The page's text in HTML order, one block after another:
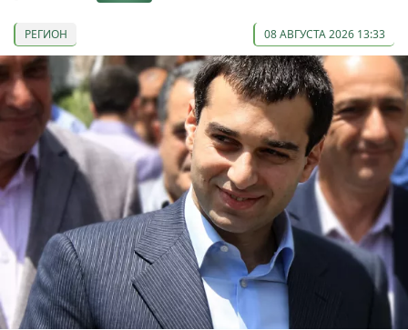
РЕГИОН 08 АВГУСТА 2026 13:33